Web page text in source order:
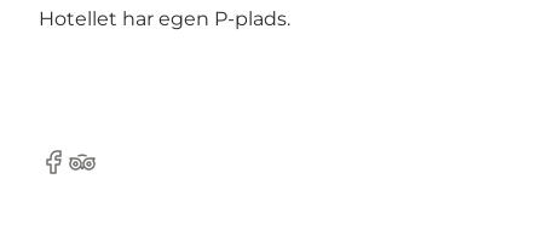
Hotellet har egen P-plads.
Facebook
Tripadvisor